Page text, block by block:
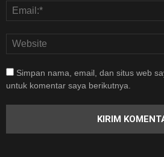
Simpan nama, email, dan situs web
untuk komentar saya berikutnya.